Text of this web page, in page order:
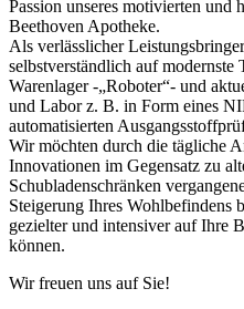
Passion unseres motivierten und
Beethoven Apotheke.
Als verlässlicher
selbstverständlich auf
Warenlager -„Roboter“- und
und Labor z. B. in Form eines
automatisierten
Wir möchten durch die tägliche
Innovationen im Gegensatz zu
Schubladenschränken
Steigerung Ihres Wohlbefindens
gezielter und intensiver auf Ihre
können.
Wir freuen uns auf Sie!